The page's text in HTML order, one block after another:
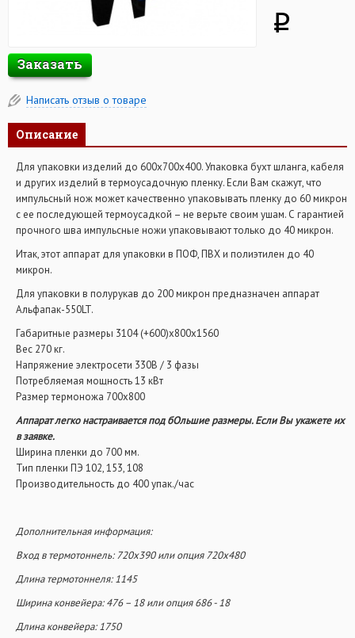
q
Заказать
Написать отзыв о товаре
Описание
Для упаковки изделий до 600х700х400. Упаковка бухт шланга, кабеля
и других изделий в термоусадочную пленку. Если Вам скажут, что
импульсный нож может качественно упаковывать пленку до 60 микрон
с ее последующей термоусадкой – не верьте своим ушам. С гарантией
прочного шва импульсные ножи упаковывают только до 40 микрон.
Итак, этот аппарат для упаковки в ПОФ, ПВХ и полиэтилен до 40
микрон.
Для упаковки в полурукав до 200 микрон предназначен аппарат
Альфапак-550LT.
Габаритные размеры 3104 (+600)х800х1560
Вес 270 кг.
Напряжение электросети 330В / 3 фазы
Потребляемая мощность 13 кВт
Размер термоножа 700х800
Аппарат легко настраивается под бОльшие размеры. Если Вы укажете их
в заявке.
Ширина пленки до 700 мм.
Тип пленки ПЭ 102, 153, 108
Производительность до 400 упак./час
Дополнительная информация:
Вход в термотоннель: 720х390 или опция 720х480
Длина термотоннеля: 1145
Ширина конвейера: 476 – 18 или опция 686 - 18
Длина конвейера: 1750